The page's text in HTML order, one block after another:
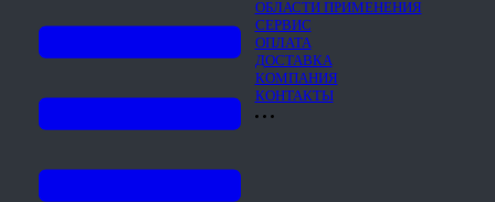
ОБЛАСТИ ПРИМЕНЕНИЯ
СЕРВИС
ОПЛАТА
ДОСТАВКА
КОМПАНИЯ
КОНТАКТЫ